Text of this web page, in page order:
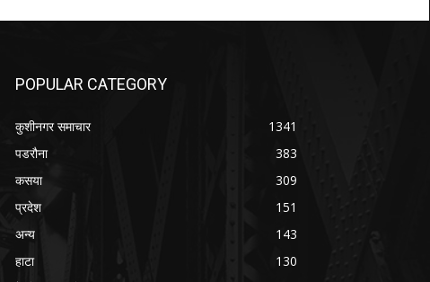
POPULAR CATEGORY
कुशीनगर समाचार
1341
पडरौना
383
कसया
309
प्रदेश
151
अन्य
143
हाटा
130